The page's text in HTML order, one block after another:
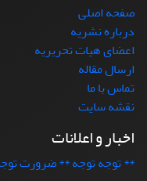
صفحه اصلی
درباره نشریه
اعضای هیات تحریریه
ارسال مقاله
تماس با ما
نقشه سایت
اخبار و اعلانات
** توجه توجه ** ضرورت